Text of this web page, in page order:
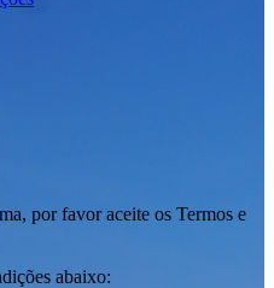
por favor aceite os Termos e
abaixo: